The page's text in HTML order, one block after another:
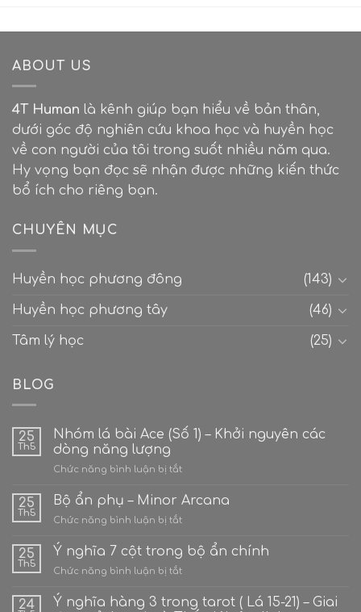
ABOUT US
4T Human là kênh giúp bạn hiểu về bản thân,
dưới góc độ nghiên cứu khoa học và huyền học
về con người của tôi trong suốt nhiều năm qua.
Hy vọng bạn đọc sẽ nhận được những kiến thức
bổ ích cho riêng bạn.
CHUYÊN MỤC
Huyền học phương đông (143)
Huyền học phương tây (46)
Tâm lý học (25)
BLOG
25
Th5
Nhóm lá bài Ace (Số 1) – Khởi nguyên các
dòng năng lượng
Chức năng bình luận bị tắtở
lá
Ace
1)
các
25
Th5
Bộ ẩn phụ – Minor Arcana
Chức năng bình luận bị tắtở
ẩn
phụ
–
Arcana
25
Th5
Ý nghĩa 7 cột trong bộ ẩn chính
Chức năng bình luận bị tắtở
nghĩa
24
Ý nghĩa hàng 3 trong tarot ( Lá 15-21) – Giai